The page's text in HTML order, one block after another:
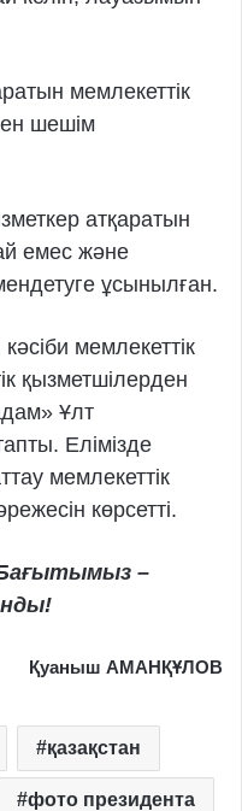
мемлекеттік
шешім
атқаратын
емес және
ұсынылған.
мемлекеттік
қызметшілерден
Ұлт
Елімізде
мемлекеттік
көрсетті.
Бағытымыз –
Қуаныш АМАНҚҰЛОВ
қазақстан
фото президента